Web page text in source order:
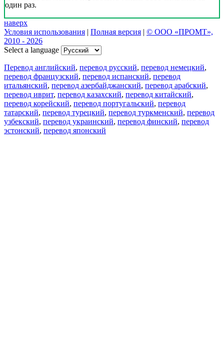
один раз.
наверх
Условия использования | Полная версия | © ООО «ПРОМТ»,
2010 - 2026
Select a language
Перевод английский, перевод русский, перевод немецкий,
перевод французский, перевод испанский, перевод
итальянский, перевод азербайджанский, перевод арабский,
перевод иврит, перевод казахский, перевод китайский,
перевод корейский, перевод португальский, перевод
татарский, перевод турецкий, перевод туркменский, перевод
узбекский, перевод украинский, перевод финский, перевод
эстонский, перевод японский